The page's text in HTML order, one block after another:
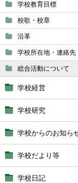
学校教育目標
校歌・校章
沿革
学校所在地・連絡先
総合活動について
学校経営
学校研究
学校からのお知ら
学校だより等
学校日記